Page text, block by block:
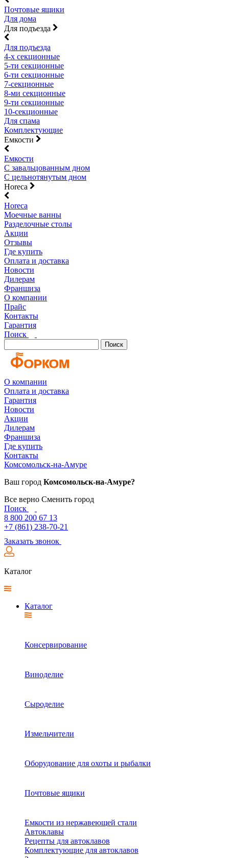
Почтовые ящики
Для дома
Для подъезда
Для подъезда
4-х секционные
5-ти секционные
6-ти секционные
7-секционные
8-ми секционные
9-ти секционные
10-секционные
Для спама
Комплектующие
Емкости
Емкости
С завальцованным дном
С цельнотянутым дном
Horeca
Horeca
Моечные ванны
Разделочные столы
Акции
Отзывы
Где купить
Оплата и доставка
Новости
Дилерам
Франшиза
О компании
Прайс
Контакты
Гарантия
Поиск
Поиск
О компании
Оплата и доставка
Гарантия
Новости
Акции
Дилерам
Франшиза
Где купить
Контакты
Комсомольск-на-Амуре
Ваш город Комсомольск-на-Амуре?
Все верно Сменить город
Поиск
8 800 200 67 13
+7 (861) 238-70-21
Заказать звонок
Каталог
Каталог
Консервирование
Виноделие
Сыроделие
Измельчители
Оборудование для охоты и рыбалки
Почтовые ящики
Емкости из нержавеющей стали
Автоклавы
Рецепты для автоклавов
Комплектующие для автоклавов